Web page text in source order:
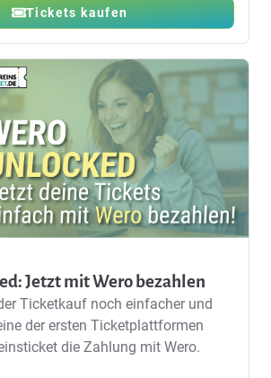
Tickets kaufen
Jetzt mit Wero bezahlen
Ticketkauf noch einfacher und
der ersten Ticketplattformen
die Zahlung mit Wero.